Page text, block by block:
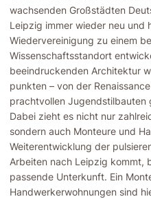
wachsenden Großstädten
Leipzig immer wieder neu und
Wiedervereinigung zu einem
Wissenschaftsstandort
beeindruckenden Architektur
punkten – von der
prachtvollen Jugendstilbauten
Dabei zieht es nicht nur
sondern auch Monteure und
Weiterentwicklung der
Arbeiten nach Leipzig kommt,
passende Unterkunft. Ein
Handwerkerwohnungen sind